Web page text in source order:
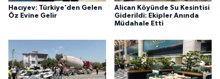
Hacıyev: Türkiye’den Gelen
Öz Evine Gelir
Alican Köyünde Su Kesintisi
Giderildi: Ekipler Anında
Müdahale Etti